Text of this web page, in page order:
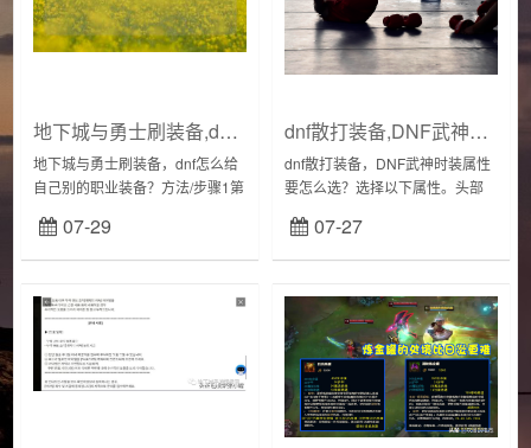
地下城与勇士刷装备,dnf怎么给自己别的职业装备?
地下城与勇士刷装备，dnf怎么给
自己别的职业装备？方法/步骤1第
石，但是这种跨界石限制条件比
较高，需要一定的条件，比如只
07-29
dnf散打装备,DNF武神时装属性要怎么选?
dnf散打装备，DNF武神时装属性
要怎么选？选择以下属性。头部
属性刷图基本没什么用。脸部＆
胸部：优先选择攻击速度，攻击
07-27